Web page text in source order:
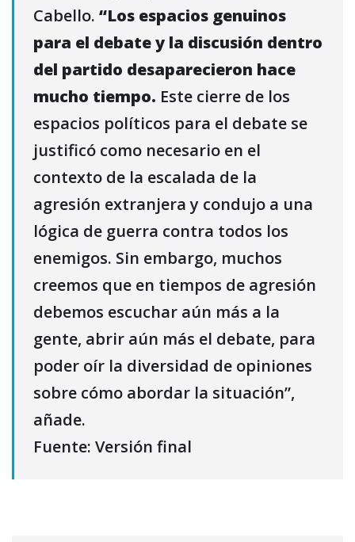
Cabello. “Los espacios genuinos
para el debate y la discusión dentro
del partido desaparecieron hace
mucho tiempo. Este cierre de los
espacios políticos para el debate se
justificó como necesario en el
contexto de la escalada de la
agresión extranjera y condujo a una
lógica de guerra contra todos los
enemigos. Sin embargo, muchos
creemos que en tiempos de agresión
debemos escuchar aún más a la
gente, abrir aún más el debate, para
poder oír la diversidad de opiniones
sobre cómo abordar la situación”,
añade.
Fuente: Versión final